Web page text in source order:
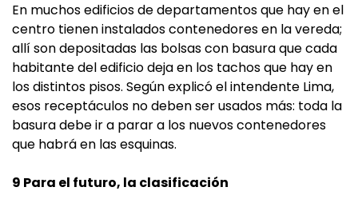
En muchos edificios de departamentos que hay en el
centro tienen instalados contenedores en la vereda;
allí son depositadas las bolsas con basura que cada
habitante del edificio deja en los tachos que hay en
los distintos pisos. Según explicó el intendente Lima,
esos receptáculos no deben ser usados más: toda la
basura debe ir a parar a los nuevos contenedores
que habrá en las esquinas.
9 Para el futuro, la clasificación